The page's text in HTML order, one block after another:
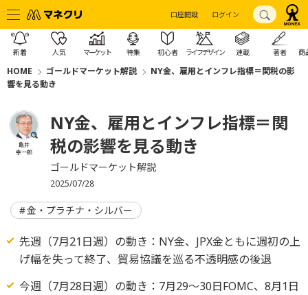
口座開設 ログイン
新着 人気 マーケット 特集 初心者 ライフデザイン 連載 著者 商
HOME ゴールドマーケット解説
NY金、雇用とインフレ指標＝関税の影
響を見る動き
亀井
幸一郎
NY金、雇用とインフレ指標＝関
税の影響を見る動き
ゴールドマーケット解説
2025/07/28
金・プラチナ・シルバー
先週（7月21日週）の動き：NY金、JPX金ともに週初の上
げ幅を失って終了、貿易協議を巡る不透明感の後退
今週（7月28日週）の動き：7月29～30日FOMC、8月1日